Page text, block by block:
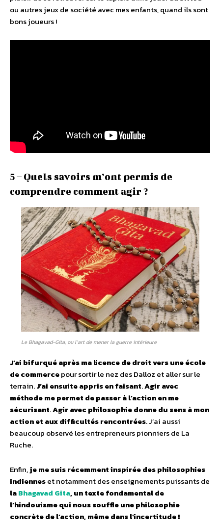
ou autres jeux de société avec mes enfants, quand ils sont
bons joueurs !
5 – Quels savoirs m’ont permis de
comprendre comment agir ?
Le Bhagavad-Gita, ou l’art de mener la guerre intérieure
J’ai bifurqué après ma licence de droit vers une école
de commercepour sortir le nez des Dalloz et aller sur le
terrain.J’ai ensuite appris en faisant.Agir avec
méthode me permet de passer à l’action en me
sécurisant.Agir avec philosophie donne du sens à mon
action et aux difficultés rencontrées. J’ai aussi
beaucoup observé les entrepreneurs pionniers de La
Ruche.
Enfin,je me suis récemment inspirée des philosophies
indienneset notamment des enseignements puissants de
laBhagavad Gita, un texte fondamental de
l’hindouisme qui nous souffle une philosophie
concrète de l’action, même dans l’incertitude !